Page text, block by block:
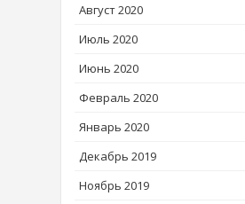
Август 2020
Июль 2020
Июнь 2020
Февраль 2020
Январь 2020
Декабрь 2019
Ноябрь 2019